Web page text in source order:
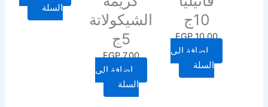
10ج
EGP10.00
إضافة إلى
السلة
الشيكولاتة
5ج
EGP7.00
إضافة إلى
السلة
السلة